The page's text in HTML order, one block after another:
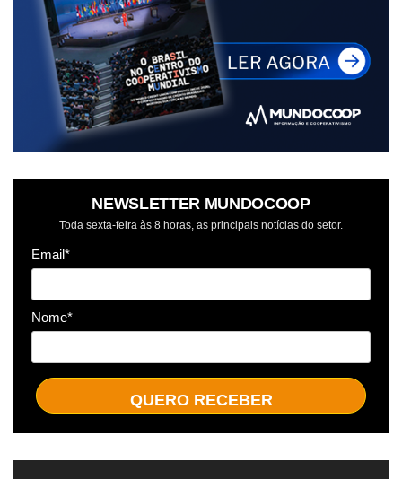
NEWSLETTER MUNDOCOOP
Toda sexta-feira às 8 horas, as principais notícias do setor.
Email*
Nome*
QUERO RECEBER